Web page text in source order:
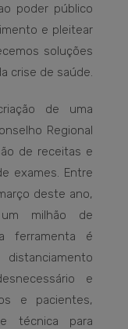
poder público
e pleitear
soluções
crise de saúde.
de uma
Regional
de receitas e
exames. Entre
deste ano,
milhão de
ferramenta é
e
e pacientes,
técnica para